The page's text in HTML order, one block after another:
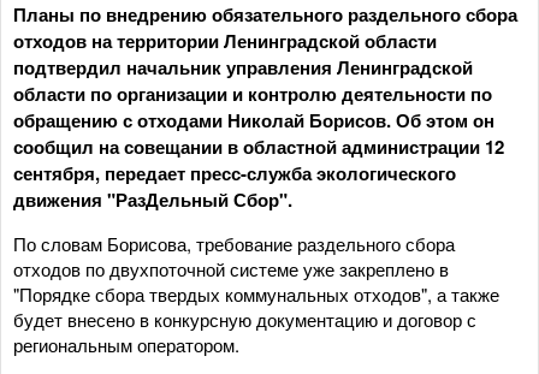
Планы по внедрению обязательного раздельного сбора
отходов на территории Ленинградской области
подтвердил начальник управления Ленинградской
области по организации и контролю деятельности по
обращению с отходами Николай Борисов. Об этом он
сообщил на совещании в областной администрации 12
сентября, передает пресс-служба экологического
движения "РазДельный Сбор".
По словам Борисова, требование раздельного сбора
отходов по двухпоточной системе уже закреплено в
"Порядке сбора твердых коммунальных отходов", а также
будет внесено в конкурсную документацию и договор с
региональным оператором.